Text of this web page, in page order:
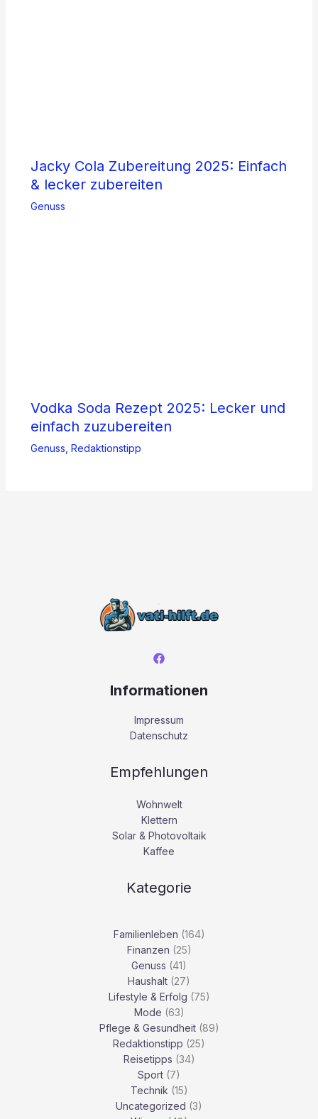
Jacky Cola Zubereitung 2025: Einfach
& lecker zubereiten
Genuss
Vodka Soda Rezept 2025: Lecker und
einfach zuzubereiten
Genuss Redaktionstipp
Informationen
Impressum
Datenschutz
Empfehlungen
Wohnwelt
Klettern
Solar & Photovoltaik
Kaffee
Kategorie
Familienleben (164)
Finanzen (25)
Genuss (41)
Haushalt (27)
Lifestyle & Erfolg (75)
Mode (63)
Pflege & Gesundheit(89)
Redaktionstipp (25)
Reisetipps (34)
Sport (7)
Technik (15)
Uncategorized (3)